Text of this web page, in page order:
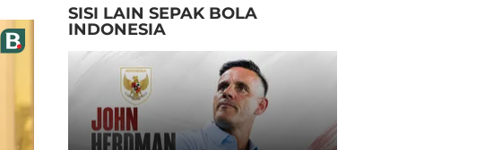
SISI LAIN SEPAK BOLA
INDONESIA